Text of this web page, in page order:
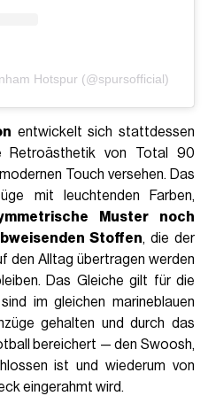
Hotspur (@spursofficial)
entwickelt sich stattdessen
Retroästhetik von Total 90
Touch versehen. Das
mit leuchtenden Farben,
Muster noch
Stoffen, die der
den Alltag übertragen werden
Das Gleiche gilt für die
im gleichen marineblauen
gehalten und durch das
bereichert — den Swoosh,
ist und wiederum von
eingerahmt wird.